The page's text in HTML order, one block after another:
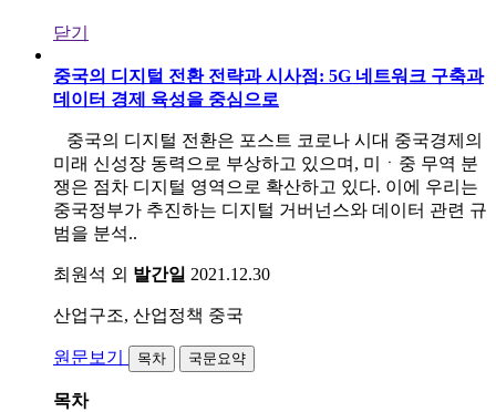
닫기
중국의 디지털 전환 전략과 시사점: 5G 네트워크 구축과
데이터 경제 육성을 중심으로
중국의 디지털 전환은 포스트 코로나 시대 중국경제의
미래 신성장 동력으로 부상하고 있으며, 미ㆍ중 무역 분
쟁은 점차 디지털 영역으로 확산하고 있다. 이에 우리는
중국정부가 추진하는 디지털 거버넌스와 데이터 관련 규
범을 분석..
최원석 외 발간일 2021.12.30
산업구조, 산업정책 중국
원문보기 목차 국문요약
목차